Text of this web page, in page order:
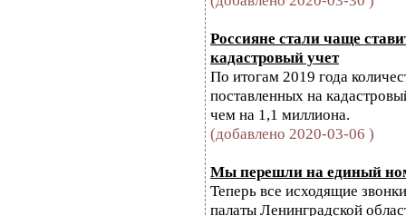
Россияне стали чаще
кадастровый учет
По итогам 2019 года
поставленных на
чем на 1,1 миллиона.
(добавлено 2020-03-06 )
Мы перешли на единый
Теперь все исходящие
палаты Ленинградской